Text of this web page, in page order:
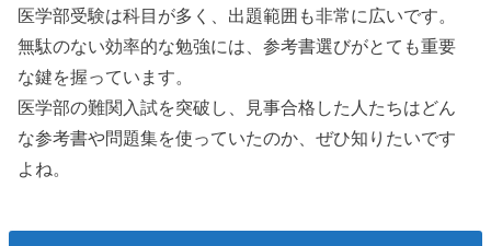
医学部受験は科目が多く、出題範囲も非常に広いです。
無駄のない効率的な勉強には、参考書選びがとても重要
な鍵を握っています。
医学部の難関入試を突破し、見事合格した人たちはどん
な参考書や問題集を使っていたのか、ぜひ知りたいです
よね。